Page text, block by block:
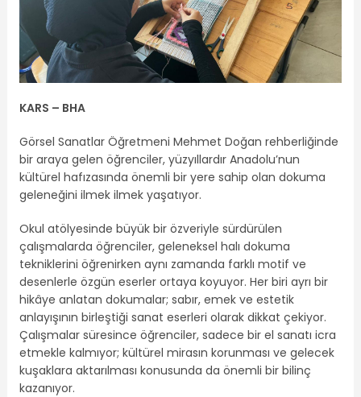
KARS – BHA
Görsel Sanatlar Öğretmeni Mehmet Doğan rehberliğinde
bir araya gelen öğrenciler, yüzyıllardır Anadolu’nun
kültürel hafızasında önemli bir yere sahip olan dokuma
geleneğini ilmek ilmek yaşatıyor.
Okul atölyesinde büyük bir özveriyle sürdürülen
çalışmalarda öğrenciler, geleneksel halı dokuma
tekniklerini öğrenirken aynı zamanda farklı motif ve
desenlerle özgün eserler ortaya koyuyor. Her biri ayrı bir
hikâye anlatan dokumalar; sabır, emek ve estetik
anlayışının birleştiği sanat eserleri olarak dikkat çekiyor.
Çalışmalar süresince öğrenciler, sadece bir el sanatı icra
etmekle kalmıyor; kültürel mirasın korunması ve gelecek
kuşaklara aktarılması konusunda da önemli bir bilinç
kazanıyor.